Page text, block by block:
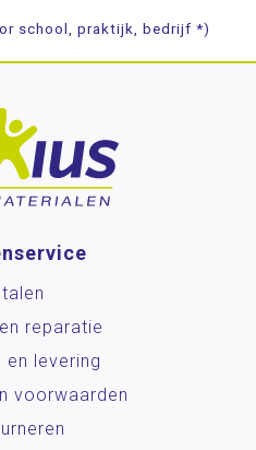
school, praktijk, bedrijf *)
reparatie
en levering
voorwaarden